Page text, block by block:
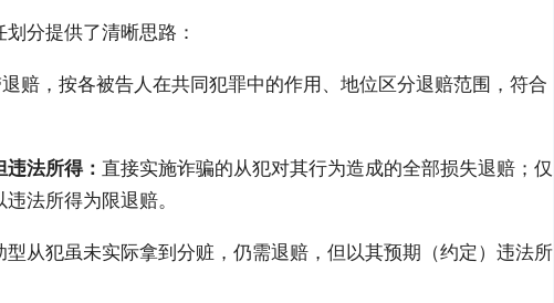
分提供了清晰思路：
退赔，按各被告人在共同犯罪中的作用、地位区分退赔范围，符合
法所得： 直接实施诈骗的从犯对其行为造成的全部损失退赔；仅
法所得为限退赔。
型从犯虽未实际拿到分赃，仍需退赔，但以其预期（约定）违法所